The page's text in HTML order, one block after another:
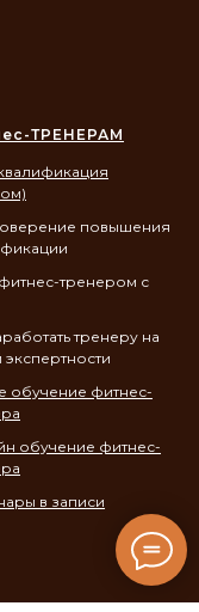
ТРЕНЕРАМ
повышения
фитнес-тренером с
тренеру на
экспертности
обучение фитнес-
обучение фитнес-
в записи